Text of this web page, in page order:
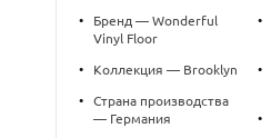
•
Бренд — Wonderful
Vinyl Floor
• Коллекция — Brooklyn
•
Страна производства
— Германия
•
•
•